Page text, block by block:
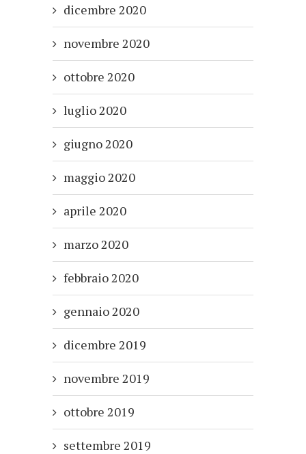
dicembre 2020
novembre 2020
ottobre 2020
luglio 2020
giugno 2020
maggio 2020
aprile 2020
marzo 2020
febbraio 2020
gennaio 2020
dicembre 2019
novembre 2019
ottobre 2019
settembre 2019